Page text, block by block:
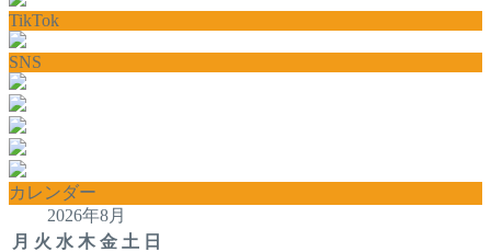
TikTok
SNS
カレンダー
2026年8月
月 火 水 木 金 土 日